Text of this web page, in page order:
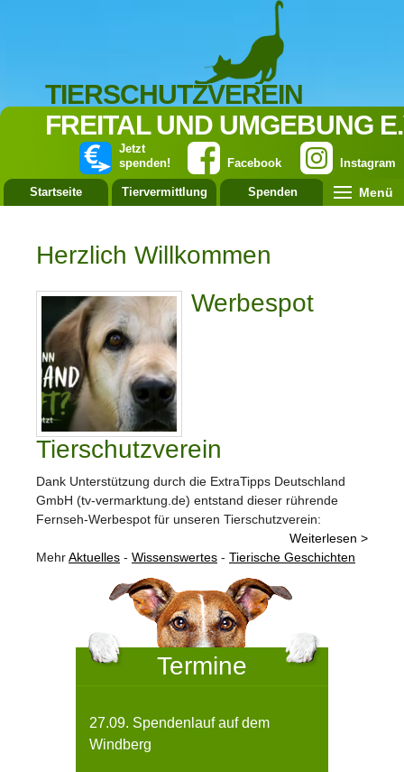
TIERSCHUTZVEREIN
FREITAL UND UMGEBUNG
Instagram
Facebook
Jetzt
spenden!
Startseite Tiervermittlung Spenden Menü
Herzlich Willkommen
Werbespot
Tierschutzverein
Dank Unterstützung durch die ExtraTipps Deutschland
GmbH (tv-vermarktung.de) entstand dieser rührende
Fernseh-Werbespot für unseren Tierschutzverein:
Weiterlesen >
MehrAktuelles - Wissenswertes - Tierische Geschichten
Termine
27.09. Spendenlauf auf dem
Windberg